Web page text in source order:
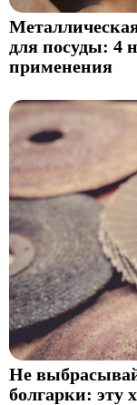
для посуды: 4
применения
Не
болгарки: эту